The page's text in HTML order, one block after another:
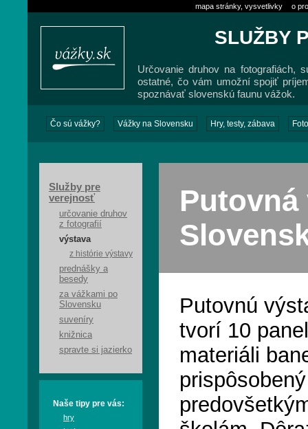
mapa stránky, vysvetlivky o
SLUŽBY
Určovanie druhov na fotografiách,
ostatné, čo vám umožní spojiť
spoznávať slovenskú faunu vážok.
Čo sú vážky? Vážky na Slovensku Hry, testy, zábava
Služby pre
verejnosť
určovanie druhov
z fotografií
výstava
z histórie výstavy
prednášky a
besedy
za vážkami po
Slovensku
suveníry
knižnica
spravte si jazierko
Naše tipy pre vás:
hry
Putovná
Putovnú
tvorí 10
materiáli